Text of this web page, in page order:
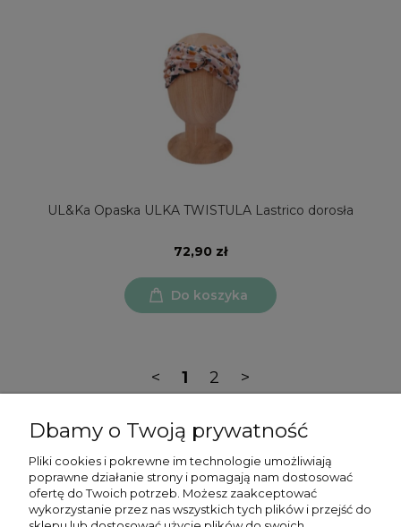
UL&Ka Opaska ULKA TWISTULA Lastrico dorosła
72,90 zł
Do koszyka
< 1 2 >
Moje konto
Dbamy o Twoją prywatność
Pliki cookies i pokrewne im technologie umożliwiają
poprawne działanie strony i pomagają nam dostosować
ofertę do Twoich potrzeb. Możesz zaakceptować
wykorzystanie przez nas wszystkich tych plików i przejść do